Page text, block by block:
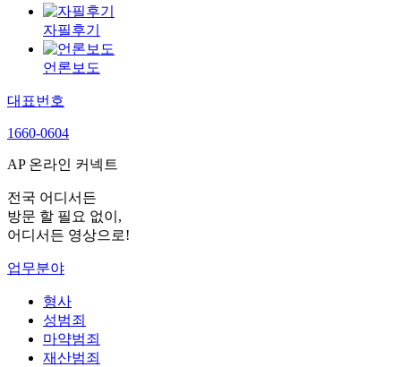
자필후기
언론보도
대표번호
1660-0604
AP 온라인 커넥트
전국 어디서든
방문 할 필요 없이,
어디서든 영상으로!
업무분야
형사
성범죄
마약범죄
재산범죄